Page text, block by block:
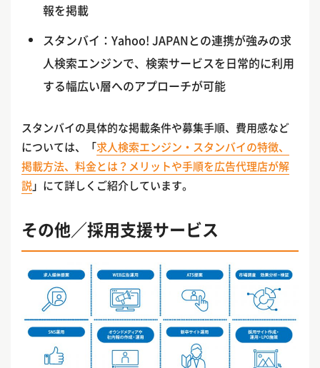
報を掲載
スタンバイ：Yahoo! JAPANとの連携が強みの求
人検索エンジンで、検索サービスを日常的に利用
する幅広い層へのアプローチが可能
スタンバイの具体的な掲載条件や募集手順、費用感など
については、「求人検索エンジン・スタンバイの特徴、
掲載方法、料金とは？メリットや手順を広告代理店が解
説」にて詳しくご紹介しています。
その他／採用支援サービス